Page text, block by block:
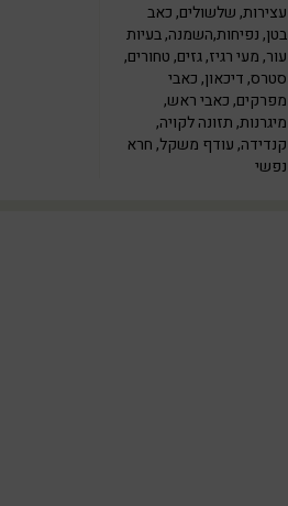
עצירות, שלשולים, כאב
בטן, נפיחות,השמנה, בעיות
עור, מעי רגיז, גזים, טחורים,
סטרס, דיכאון, כאבי
מפרקים, כאבי ראש,
מיגרנות, תזונה לקויה,
קנדידה, עודף משקל, חרא
נפשי